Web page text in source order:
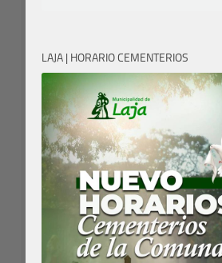
LAJA | HORARIO CEMENTERIOS